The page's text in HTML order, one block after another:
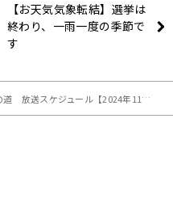
【お天気気象転結】選挙は
終わり、一雨一度の季節で
す
放送スケジュール【2024年11月1日】